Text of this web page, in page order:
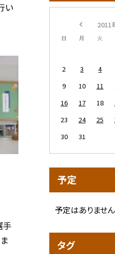
い
手
2011
日 月 火
2
3 4
9
10 11
16
17 18
23
24 25
30
31
予定
予定はありません
タグ